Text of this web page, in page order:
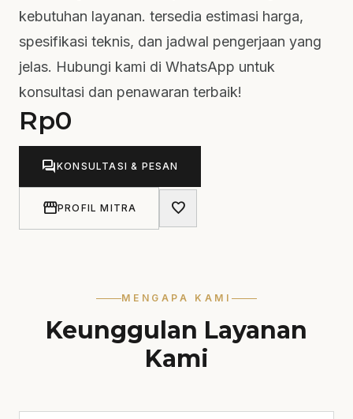
kebutuhan layanan. tersedia estimasi harga,
spesifikasi teknis, dan jadwal pengerjaan yang
jelas. Hubungi kami di WhatsApp untuk
konsultasi dan penawaran terbaik!
Rp0
forumKONSULTASI & PESAN
storefrontPROFIL MITRA favorite
MENGAPA KAMI
Keunggulan Layanan
Kami